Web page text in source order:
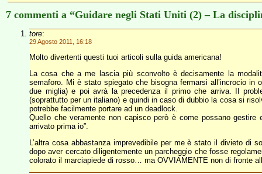
7 commenti a “Guidare negli Stati Uniti (2) – La
tore:
29 Agosto 2011, 16:18
Molto divertenti questi tuoi articoli sulla guida americana!
La cosa che a me lascia più sconvolto è decisamente la
semaforo. Mi è stato spiegato che bisogna fermarsi all’incrocio
due miglia) e poi avrà la precedenza il primo che arriva. Il
(soprattutto per un italiano) e quindi in caso di dubbio la cosa si
potrebbe facilmente portare ad un deadlock.
Quello che veramente non capisco però è come possano gestire
arrivato prima io”.
L’altra cosa abbastanza imprevedibile per me è stato il divieto di
dopo aver cercato diligentemente un parcheggio che fosse
colorato il marciapiede di rosso… ma OVVIAMENTE non di fronte